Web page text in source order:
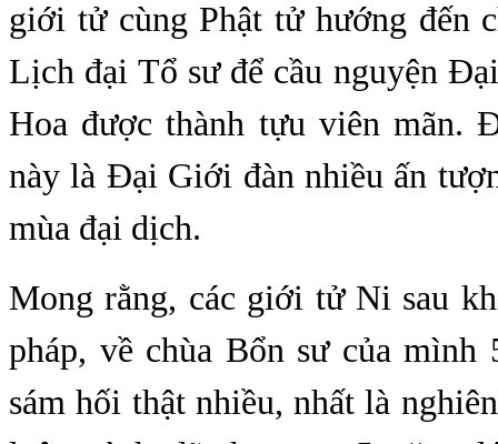
giới tử cùng Phật tử hướng đến
Lịch đại Tổ sư để cầu nguyện
Hoa được thành tựu viên mãn.
này là Đại Giới đàn nhiều ấn
mùa đại dịch.
Mong rằng, các giới tử Ni sau
pháp, về chùa Bổn sư của mình
sám hối thật nhiều, nhất là